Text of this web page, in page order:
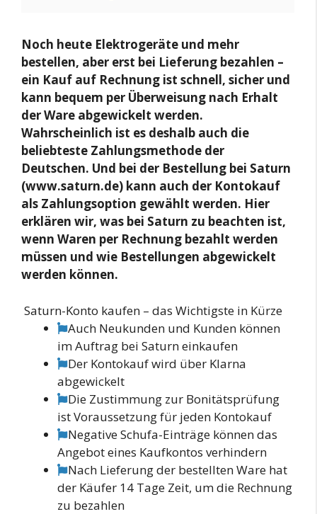
Noch heute Elektrogeräte und mehr
bestellen, aber erst bei Lieferung bezahlen –
ein Kauf auf Rechnung ist schnell, sicher und
kann bequem per Überweisung nach Erhalt
der Ware abgewickelt werden.
Wahrscheinlich ist es deshalb auch die
beliebteste Zahlungsmethode der
Deutschen. Und bei der Bestellung bei Saturn
(www.saturn.de) kann auch der Kontokauf
als Zahlungsoption gewählt werden. Hier
erklären wir, was bei Saturn zu beachten ist,
wenn Waren per Rechnung bezahlt werden
müssen und wie Bestellungen abgewickelt
werden können.
Saturn-Konto kaufen – das Wichtigste in Kürze
Auch Neukunden und Kunden können
im Auftrag bei Saturn einkaufen
Der Kontokauf wird über Klarna
abgewickelt
Die Zustimmung zur Bonitätsprüfung
ist Voraussetzung für jeden Kontokauf
Negative Schufa-Einträge können das
Angebot eines Kaufkontos verhindern
Nach Lieferung der bestellten Ware hat
der Käufer 14 Tage Zeit, um die Rechnung
zu bezahlen